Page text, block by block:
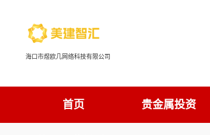
海口市煜欧几网络科技有限公司
首页 贵金属投资